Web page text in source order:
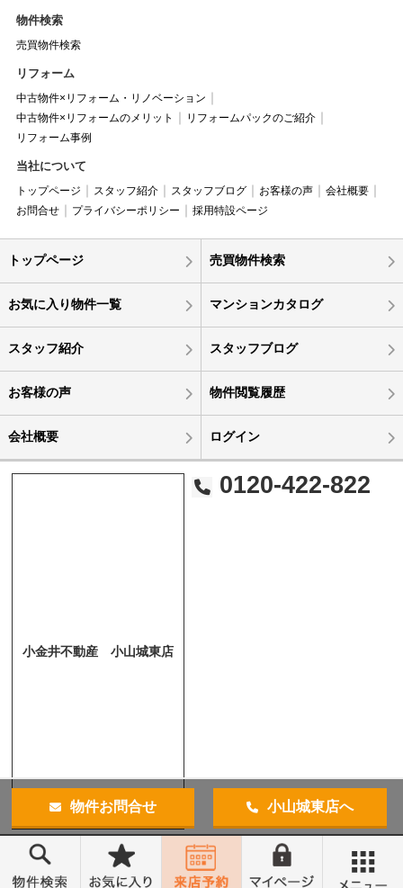
物件お問合せ 小山城東店へ
物件検索
売買物件検索
リフォーム
中古物件×リフォーム・リノベーション
中古物件×リフォームのメリット
リフォームパックのご紹介
リフォーム事例
当社について
トップページ スタッフ紹介 スタッフブログ お客様の声
会社概要
お問合せ
プライバシーポリシー 採用特設ページ
トップページ 売買物件検索
お気に入り物件一覧 マンションカタログ
スタッフ紹介 スタッフブログ
お客様の声 物件閲覧履歴
会社概要 ログイン
小金井不動産 小山城東店
0120-422-822